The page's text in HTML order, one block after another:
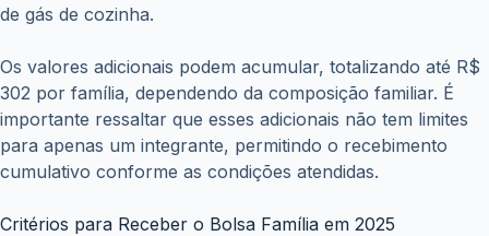
de gás de cozinha.
Os valores adicionais podem acumular, totalizando até R$
302 por família, dependendo da composição familiar. É
importante ressaltar que esses adicionais não tem limites
para apenas um integrante, permitindo o recebimento
cumulativo conforme as condições atendidas.
Critérios para Receber o Bolsa Família em 2025